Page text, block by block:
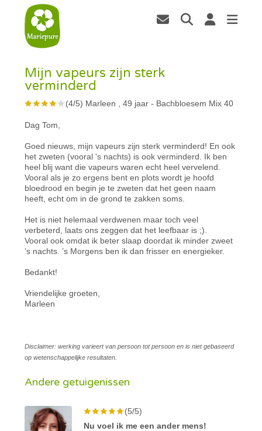
Mijn vapeurs zijn sterk
verminderd
(4/5) Marleen , 49 jaar - Bachbloesem Mix 40
Dag Tom,
Goed nieuws, mijn vapeurs zijn sterk verminderd! En ook
het zweten (vooral 's nachts) is ook verminderd. Ik ben
heel blij want die vapeurs waren echt heel vervelend.
Vooral als je zo ergens bent en plots wordt je hoofd
bloedrood en begin je te zweten dat het geen naam
heeft, echt om in de grond te zakken soms.
Het is niet helemaal verdwenen maar toch veel
verbeterd, laats ons zeggen dat het leefbaar is ;).
Vooral ook omdat ik beter slaap doordat ik minder zweet
’s nachts. ’s Morgens ben ik dan frisser en energieker.
Bedankt!
Vriendelijke groeten,
Marleen
Disclaimer: werking varieert van persoon tot persoon en is niet gebaseerd
op wetenschappelijke resultaten.
Andere getuigenissen
(5/5)
Nu voel ik me een ander mens!